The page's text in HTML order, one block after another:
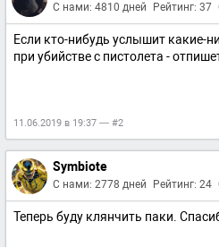
С нами: 4810 дней Рейтинг: 37
Если кто-нибудь услышит какие-
при убийстве с пистолета -
11.06.2019 в 19:37 — #2
Symbiote
С нами: 2778 дней Рейтинг: 24
Теперь буду клянчить паки.